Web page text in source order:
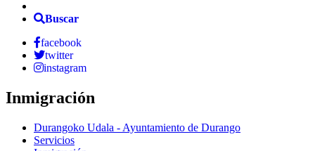
Buscar
facebook
twitter
instagram
Inmigración
Durangoko Udala - Ayuntamiento de Durango
Servicios